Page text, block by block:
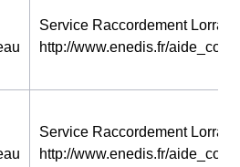
Service Raccordement
http://www.enedis.fr/
Service Raccordement
http://www.enedis.fr/